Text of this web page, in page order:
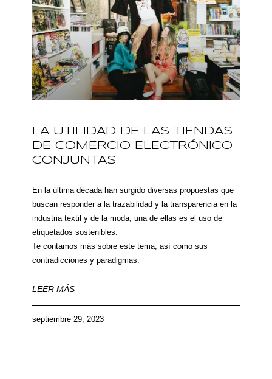
LA UTILIDAD DE LAS TIENDAS
DE COMERCIO ELECTRÓNICO
CONJUNTAS
En la última década han surgido diversas propuestas que
buscan responder a la trazabilidad y la transparencia en la
industria textil y de la moda, una de ellas es el uso de
etiquetados sostenibles.
Te contamos más sobre este tema, así como sus
contradicciones y paradigmas.
LEER MÁS
septiembre 29, 2023